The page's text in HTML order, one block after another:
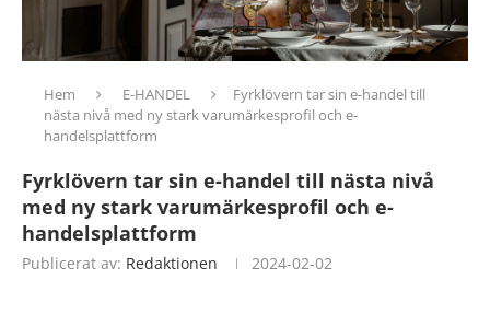
Hem E-HANDEL
Fyrklövern tar sin e-handel till
nästa nivå med ny stark varumärkesprofil och e-
handelsplattform
Fyrklövern tar sin e-handel till nästa nivå
med ny stark varumärkesprofil och e-
handelsplattform
Publicerat av: Redaktionen 2024-02-02